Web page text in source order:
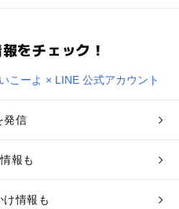
をチェック！
発信
報も
情報も